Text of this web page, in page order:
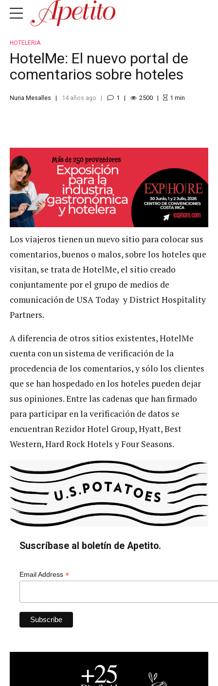
HOTELERIA
HotelMe: El nuevo portal de
comentarios sobre hoteles
Nuria Mesalles 14 años ago 1 2500 1 min
Los viajeros tienen un nuevo sitio para colocar sus
comentarios, buenos o malos, sobre los hoteles que
visitan, se trata de HotelMe, el sitio creado
conjuntamente por el grupo de medios de
comunicación de USA Today y District Hospitality
Partners.
A diferencia de otros sitios existentes, HotelMe
cuenta con un sistema de verificación de la
procedencia de los comentarios, y sólo los clientes
que se han hospedado en los hoteles pueden dejar
sus opiniones. Entre las cadenas que han firmado
para participar en la verificación de datos se
encuentran Rezidor Hotel Group, Hyatt, Best
Western, Hard Rock Hotels y Four Seasons.
Suscríbase al boletín de Apetito.
Email Address *